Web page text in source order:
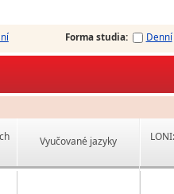
Forma studia: Denní
Vyučované jazyky